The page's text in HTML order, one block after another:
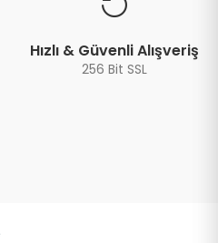
Hızlı & Güvenli Alışveriş
256 Bit SSL